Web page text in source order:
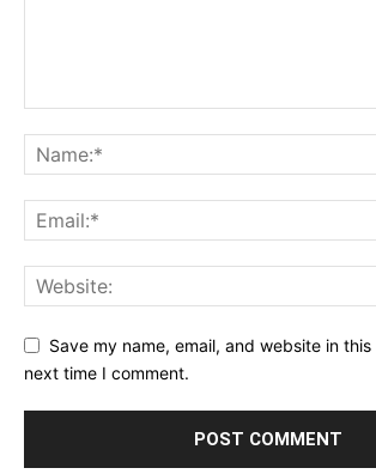
Save my name, email, and website in
next time I comment.